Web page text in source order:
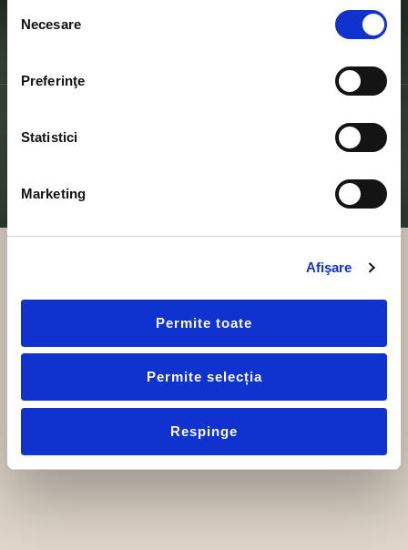
consimțământului
Necesare
Preferinţe
Statistici
Marketing
Afişare
Permite toate
Permite selecția
Respinge
© 2025 Orkla Foods Romania. Toate Drepturile